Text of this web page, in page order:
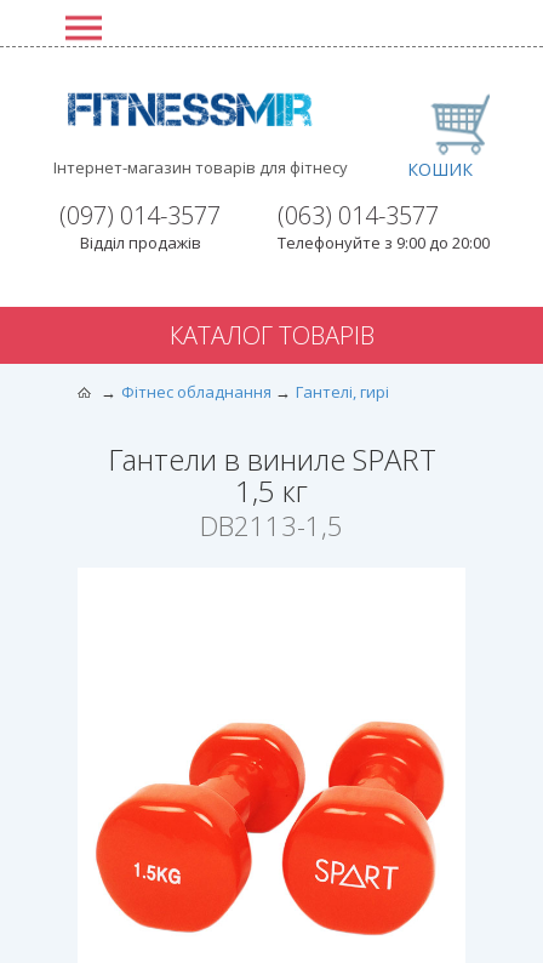
Інтернет-магазин товарів для фітнесу
(063) 014-3577
Телефонуйте з 9:00 до 20:00
(097) 014-3577
Відділ продажів
КОШИК
КАТАЛОГ ТОВАРІВ
Фітнес обладнання Гантелі, гирі
Гантели в виниле SPART
1,5 кг
DB2113-1,5